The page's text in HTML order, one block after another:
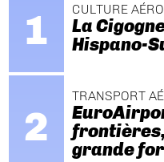
CULTURE AÉRO
La
Hispano-
TRANSPORT
grande